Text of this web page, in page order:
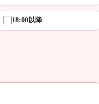
18:00以降